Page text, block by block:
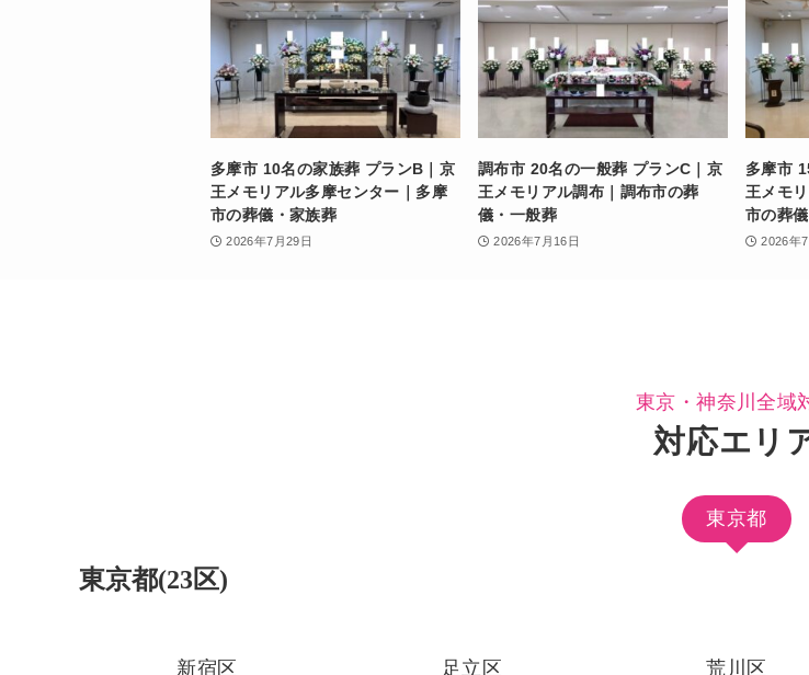
多摩市 10名の家族葬 プランB｜京
王メモリアル多摩センター｜多摩
市の葬儀・家族葬
2026年7月29日
調布市 20名の一般葬 プランC｜京
王メモリアル調布｜調布市の葬
儀・一般葬
2026年7月16日
多摩市
王メモ
市の葬
2026年
東京・神奈川全域
対応エリ
東京都
東京都(23区)
新宿区 足立区 荒川区